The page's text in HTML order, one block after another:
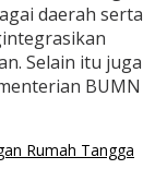
daerah serta
Selain itu juga
BUMN
Rumah Tangga